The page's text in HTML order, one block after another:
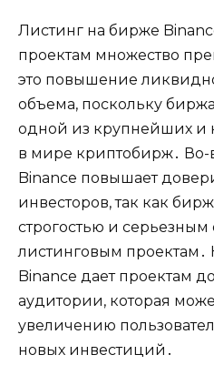
Листинг на бирже
проектам множество
это повышение
объема‚ поскольку
одной из крупнейших и
в мире криптобирж․ Во-
Binance повышает
инвесторов‚ так как
строгостью и
листинговым проектам․
Binance дает проектам
аудитории‚ которая
увеличению
новых инвестиций․